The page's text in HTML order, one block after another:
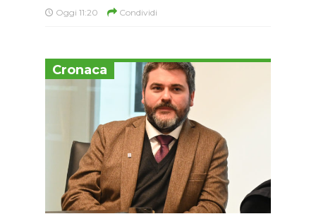
Oggi 11:20 Condividi
Cronaca